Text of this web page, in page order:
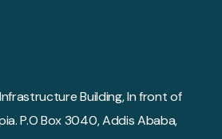
Building, In front of
P.O Box 3040, Addis Ababa,